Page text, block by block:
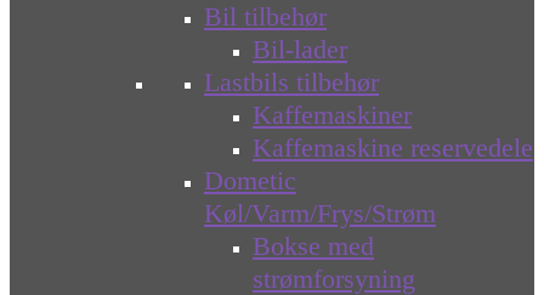
Bil tilbehør
Bil-lader
Lastbils tilbehør
Kaffemaskiner
Kaffemaskine reservedele
Dometic
Køl/Varm/Frys/Strøm
Bokse med
strømforsyning